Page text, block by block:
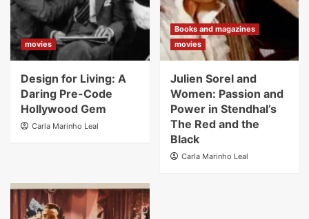
movies
Design for Living: A
Daring Pre-Code
Hollywood Gem
Carla Marinho Leal
Books and magazines
movies
Julien Sorel and
Women: Passion and
Power in Stendhal’s
The Red and the
Black
Carla Marinho Leal